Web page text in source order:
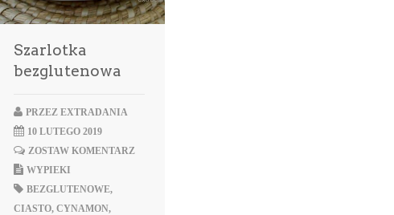
Szarlotka
bezglutenowa
PRZEZ EXTRADANIA
10 LUTEGO 2019
ZOSTAW KOMENTARZ
WYPIEKI
BEZGLUTENOWE,
CIASTO, CYNAMON,